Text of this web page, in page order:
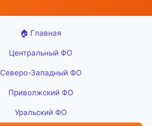
🏠 Главная
Центральный ФО
Северо-Западный ФО
Приволжский ФО
Уральский ФО